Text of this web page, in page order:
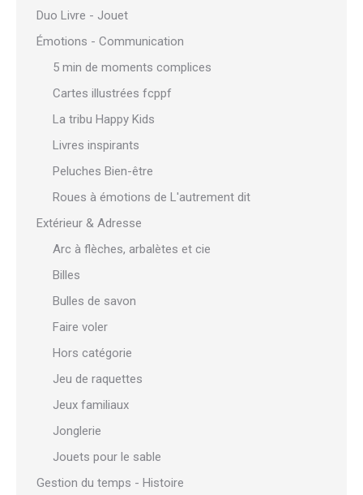
Duo Livre - Jouet
Émotions - Communication
5 min de moments complices
Cartes illustrées fcppf
La tribu Happy Kids
Livres inspirants
Peluches Bien-être
Roues à émotions de L'autrement dit
Extérieur & Adresse
Arc à flèches, arbalètes et cie
Billes
Bulles de savon
Faire voler
Hors catégorie
Jeu de raquettes
Jeux familiaux
Jonglerie
Jouets pour le sable
Gestion du temps - Histoire